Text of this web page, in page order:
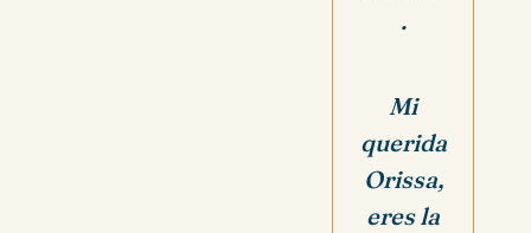
.
Mi
querida
Orissa,
eres la